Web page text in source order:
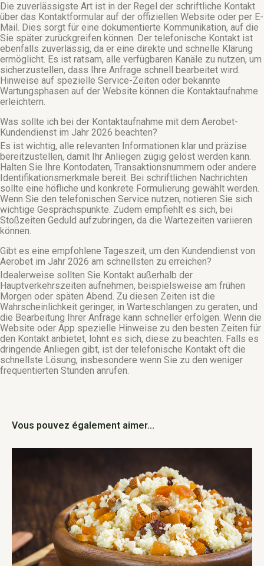
Die zuverlässigste Art ist in der Regel der schriftliche Kontakt
über das Kontaktformular auf der offiziellen Website oder per E-
Mail. Dies sorgt für eine dokumentierte Kommunikation, auf die
Sie später zurückgreifen können. Der telefonische Kontakt ist
ebenfalls zuverlässig, da er eine direkte und schnelle Klärung
ermöglicht. Es ist ratsam, alle verfügbaren Kanäle zu nutzen, um
sicherzustellen, dass Ihre Anfrage schnell bearbeitet wird.
Hinweise auf spezielle Service-Zeiten oder bekannte
Wartungsphasen auf der Website können die Kontaktaufnahme
erleichtern.
Was sollte ich bei der Kontaktaufnahme mit dem Aerobet-
Kundendienst im Jahr 2026 beachten?
Es ist wichtig, alle relevanten Informationen klar und präzise
bereitzustellen, damit Ihr Anliegen zügig gelöst werden kann.
Halten Sie Ihre Kontodaten, Transaktionsnummern oder andere
Identifikationsmerkmale bereit. Bei schriftlichen Nachrichten
sollte eine höfliche und konkrete Formulierung gewählt werden.
Wenn Sie den telefonischen Service nutzen, notieren Sie sich
wichtige Gesprächspunkte. Zudem empfiehlt es sich, bei
Stoßzeiten Geduld aufzubringen, da die Wartezeiten variieren
können.
Gibt es eine empfohlene Tageszeit, um den Kundendienst von
Aerobet im Jahr 2026 am schnellsten zu erreichen?
Idealerweise sollten Sie Kontakt außerhalb der
Hauptverkehrszeiten aufnehmen, beispielsweise am frühen
Morgen oder späten Abend. Zu diesen Zeiten ist die
Wahrscheinlichkeit geringer, in Warteschlangen zu geraten, und
die Bearbeitung Ihrer Anfrage kann schneller erfolgen. Wenn die
Website oder App spezielle Hinweise zu den besten Zeiten für
den Kontakt anbietet, lohnt es sich, diese zu beachten. Falls es
dringende Anliegen gibt, ist der telefonische Kontakt oft die
schnellste Lösung, insbesondere wenn Sie zu den weniger
frequentierten Stunden anrufen.
Vous pouvez également aimer...